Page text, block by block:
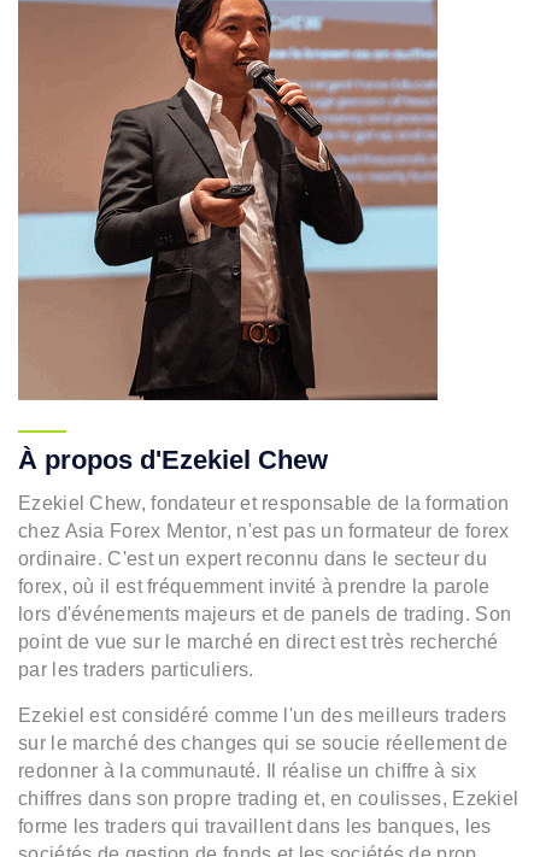
À propos d'Ezekiel Chew
Ezekiel Chew, fondateur et responsable de la formation
chez Asia Forex Mentor, n'est pas un formateur de forex
ordinaire. C'est un expert reconnu dans le secteur du
forex, où il est fréquemment invité à prendre la parole
lors d'événements majeurs et de panels de trading. Son
point de vue sur le marché en direct est très recherché
par les traders particuliers.
Ezekiel est considéré comme l'un des meilleurs traders
sur le marché des changes qui se soucie réellement de
redonner à la communauté. Il réalise un chiffre à six
chiffres dans son propre trading et, en coulisses, Ezekiel
forme les traders qui travaillent dans les banques, les